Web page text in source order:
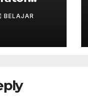
di
BELAJAR